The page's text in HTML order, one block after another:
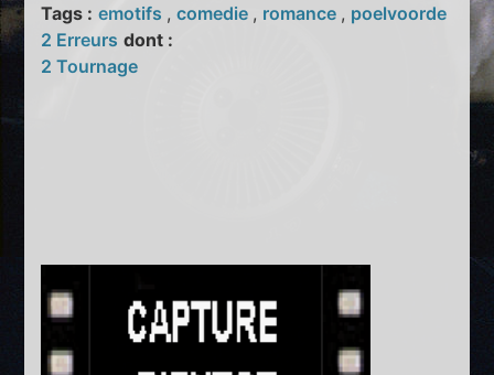
Tags : emotifs ,comedie , romance , poelvoorde
2 Erreurs dont :
2 Tournage